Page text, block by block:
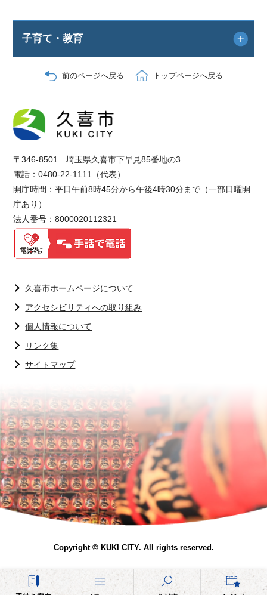
子育て・教育
前のページへ戻る トップページへ戻る
〒346-8501 埼玉県久喜市下早見85番地の3
電話：0480-22-1111（代表）
開庁時間：平日午前8時45分から午後4時30分まで（一部日曜開
庁あり）
法人番号：8000020112321
久喜市ホームページについて
アクセシビリティへの取り組み
個人情報について
リンク集
サイトマップ
Copyright © KUKI CITY. All rights reserved.